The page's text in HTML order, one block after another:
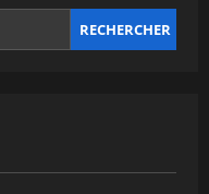
RECHERCHER